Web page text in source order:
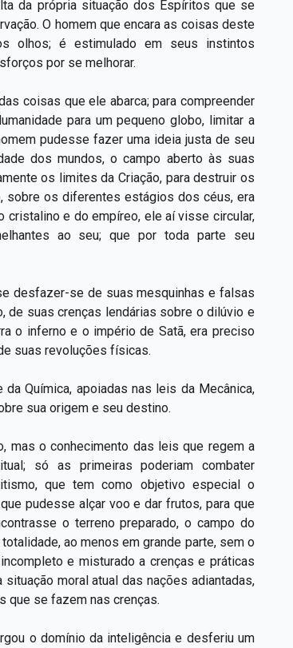
da própria situação dos Espíritos que se
O homem que encara as coisas deste
olhos; é estimulado em seus instintos
por se melhorar.
coisas que ele abarca; para compreender
para um pequeno globo, limitar a
pudesse fazer uma ideia justa de seu
dos mundos, o campo aberto às suas
os limites da Criação, para destruir os
sobre os diferentes estágios dos céus, era
e do empíreo, ele aí visse circular,
ao seu; que por toda parte seu
desfazer-se de suas mesquinhas e falsas
de suas crenças lendárias sobre o dilúvio e
o inferno e o império de Satã, era preciso
suas revoluções físicas.
Química, apoiadas nas leis da Mecânica,
sua origem e seu destino.
mas o conhecimento das leis que regem a
só as primeiras poderiam combater
que tem como objetivo especial o
pudesse alçar voo e dar frutos, para que
o terreno preparado, o campo do
ao menos em grande parte, sem o
e misturado a crenças e práticas
moral atual das nações adiantadas,
que se fazem nas crenças.
o domínio da inteligência e desferiu um